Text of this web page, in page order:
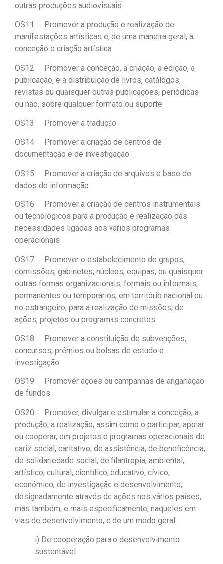
outras produções audiovisuais
OS11 Promover a produção e realização de
manifestações artísticas e, de uma maneira geral, a
conceção e criação artística
OS12 Promover a conceção, a criação, a edição, a
publicação, e a distribuição de livros, catálogos,
revistas ou quaisquer outras publicações, periódicas
ou não, sobre qualquer formato ou suporte
OS13 Promover a tradução
OS14 Promover a criação de centros de
documentação e de investigação
OS15 Promover a criação de arquivos e base de
dados de informação
OS16 Promover a criação de centros instrumentais
ou tecnológicos para a produção e realização das
necessidades ligadas aos vários programas
operacionais
OS17 Promover o estabelecimento de grupos,
comissões, gabinetes, núcleos, equipas, ou quaisquer
outras formas organizacionais, formais ou informais,
permanentes ou temporários, em território nacional ou
no estrangeiro, para a realização de missões, de
ações, projetos ou programas concretos
OS18 Promover a constituição de subvenções,
concursos, prémios ou bolsas de estudo e
investigação
OS19 Promover ações ou campanhas de angariação
de fundos
OS20 Promover, divulgar e estimular a conceção, a
produção, a realização, assim como o participar, apoiar
ou cooperar, em projetos e programas operacionais de
cariz social, caritativo, de assistência, de beneficência,
de solidariedade social, de filantropia, ambiental,
artístico, cultural, científico, educativo, cívico,
económico, de investigação e desenvolvimento,
designadamente através de ações nos vários países,
mas também, e mais especificamente, naqueles em
vias de desenvolvimento, e de um modo geral:
i) De cooperação para o desenvolvimento
sustentável